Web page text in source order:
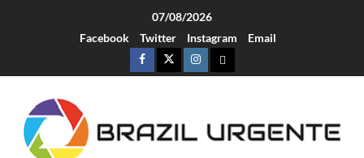
07/08/2026
Facebook
Twitter Instagram Email